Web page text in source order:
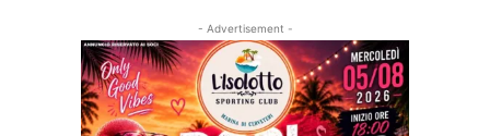
- Advertisement -